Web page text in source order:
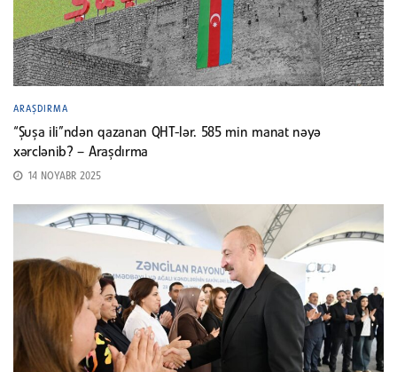
ARAŞDIRMA
“Şuşa ili”ndən qazanan QHT-lər. 585 min manat nəyə
xərclənib? – Araşdırma
14 NOYABR 2025